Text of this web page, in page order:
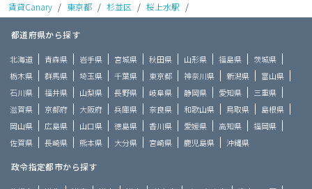
賃貸Canary / 東京都 / 杉並区 / 桜上水駅 /
都道府県から探す
北海道 青森県 岩手県 宮城県 秋田県 山形県 福島県
茨城県
栃木県
群馬県 埼玉県 千葉県 東京都 神奈川県 新潟県
富山県
石川県
福井県 山梨県 長野県 岐阜県 静岡県 愛知県
三重県
滋賀県
京都府 大阪府 兵庫県 奈良県 和歌山県 鳥取県
島根県
岡山県
広島県 山口県 徳島県 香川県 愛媛県 高知県
福岡県
佐賀県
長崎県 熊本県 大分県 宮崎県 鹿児島県 沖縄県
政令指定都市から探す